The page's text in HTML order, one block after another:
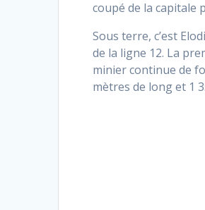
coupé de la capitale
Sous terre, c’est
de la ligne 12. La
minier continue de
mètres de long et 1